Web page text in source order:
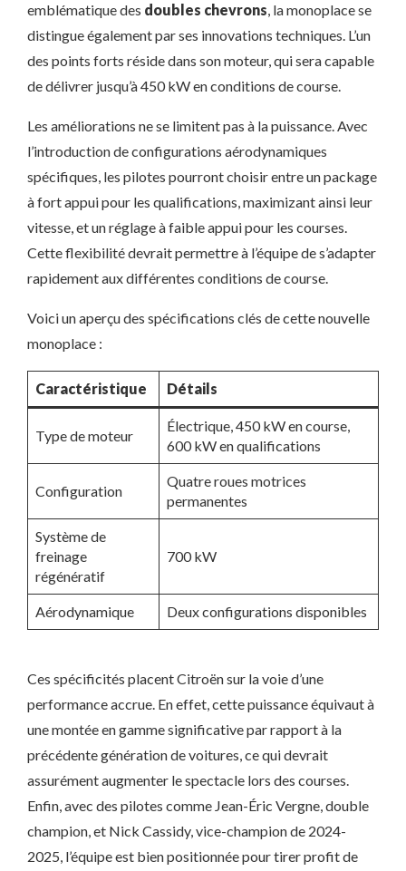
emblématique des doubles chevrons, la monoplace se
distingue également par ses innovations techniques. L’un
des points forts réside dans son moteur, qui sera capable
de délivrer jusqu’à 450 kW en conditions de course.
Les améliorations ne se limitent pas à la puissance. Avec
l’introduction de configurations aérodynamiques
spécifiques, les pilotes pourront choisir entre un package
à fort appui pour les qualifications, maximizant ainsi leur
vitesse, et un réglage à faible appui pour les courses.
Cette flexibilité devrait permettre à l’équipe de s’adapter
rapidement aux différentes conditions de course.
Voici un aperçu des spécifications clés de cette nouvelle
monoplace :
Caractéristique Détails
Type de moteur
Électrique, 450 kW en course,
600 kW en qualifications
Configuration
Quatre roues motrices
permanentes
Système de
freinage
régénératif
700 kW
Aérodynamique Deux configurations disponibles
Ces spécificités placent Citroën sur la voie d’une
performance accrue. En effet, cette puissance équivaut à
une montée en gamme significative par rapport à la
précédente génération de voitures, ce qui devrait
assurément augmenter le spectacle lors des courses.
Enfin, avec des pilotes comme Jean-Éric Vergne, double
champion, et Nick Cassidy, vice-champion de 2024-
2025, l’équipe est bien positionnée pour tirer profit de